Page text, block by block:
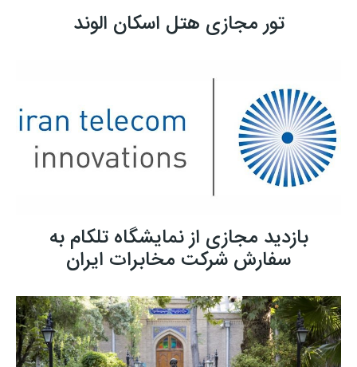
تور مجازی هتل اسکان الوند
بازدید مجازی از نمایشگاه تلکام به
سفارش شرکت مخابرات ایران